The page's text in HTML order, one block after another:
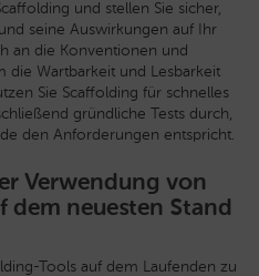
und stellen Sie sicher,
seine Auswirkungen auf Ihr
an die Konventionen und
die Wartbarkeit und Lesbarkeit
Sie Scaffolding für schnelles
gründliche Tests durch,
den Anforderungen entspricht.
Verwendung von
dem neuesten Stand
Tools auf dem Laufenden zu